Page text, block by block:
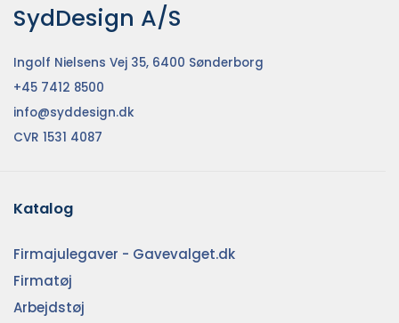
SydDesign A/S
Ingolf Nielsens Vej 35, 6400 Sønderborg
+45 7412 8500
info@syddesign.dk
CVR 1531 4087
Katalog
Firmajulegaver - Gavevalget.dk
Firmatøj
Arbejdstøj